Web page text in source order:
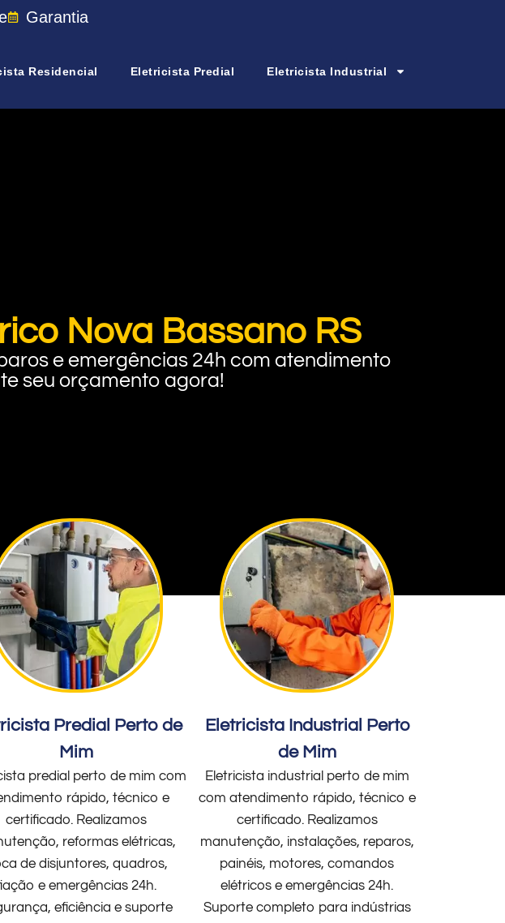
Garantia
Residencial Eletricista Predial Eletricista Industrial
Nova Bassano RS
e emergências 24h com atendimento
seu orçamento agora!
Predial Perto de
Mim
predial perto de mim com
rápido, técnico e
certificado. Realizamos
reformas elétricas,
de disjuntores, quadros,
e emergências 24h.
eficiência e suporte
Eletricista Industrial Perto
de Mim
Eletricista industrial perto de mim
com atendimento rápido, técnico e
certificado. Realizamos
manutenção, instalações, reparos,
painéis, motores, comandos
elétricos e emergências 24h.
Suporte completo para indústrias